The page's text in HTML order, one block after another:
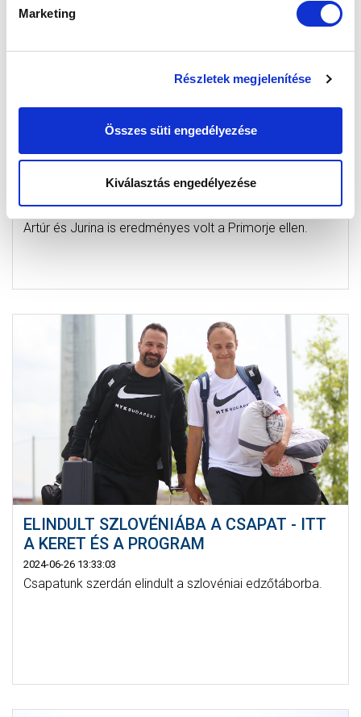
Marketing
Részletek megjelenítése
Összes süti engedélyezése
Kiválasztás engedélyezése
FORDÍTÁS AZ ELSŐ SZLOVÉNIAI
BETALÁLT
2024-06-29 18:35:37
Új igazolásunk mellett Stieber duplázott, de Horváth
Artúr és Jurina is eredményes volt a Primorje ellen.
ELINDULT SZLOVÉNIÁBA A CSAPAT - ITT
A KERET ÉS A PROGRAM
2024-06-26 13:33:03
Csapatunk szerdán elindult a szlovéniai edzőtáborba.